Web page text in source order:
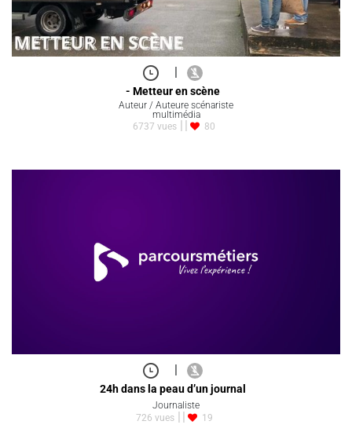
- Metteur en scène
Auteur / Auteure scénariste
multimédia
6737 vues
80
24h dans la peau d’un journal
Journaliste
726 vues
19